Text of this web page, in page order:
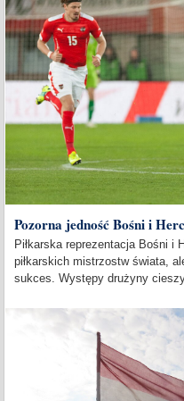
Pozorna jedność Bośni i
Piłkarska reprezentacja Bośni i
piłkarskich mistrzostw świata,
sukces. Występy drużyny